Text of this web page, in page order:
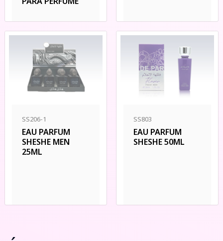
SS206-1
EAU PARFUM
SHESHE MEN
25ML
SS803
EAU PARFUM
SHESHE 50ML